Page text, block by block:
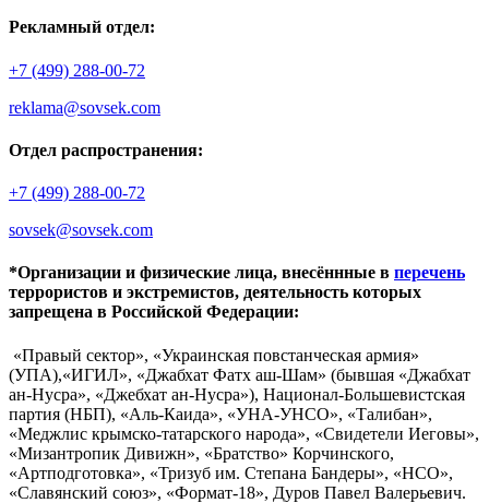
Рекламный отдел:
+7 (499) 288-00-72
reklama@sovsek.com
Отдел распространения:
+7 (499) 288-00-72
sovsek@sovsek.com
*Организации и физические лица, внесённные в перечень
террористов и экстремистов, деятельность которых
запрещена в Российской Федерации:
«Правый сектор», «Украинская повстанческая армия»
(УПА),«ИГИЛ», «Джабхат Фатх аш-Шам» (бывшая «Джабхат
ан-Нусра», «Джебхат ан-Нусра»), Национал-Большевистская
партия (НБП), «Аль-Каида», «УНА-УНСО», «Талибан»,
«Меджлис крымско-татарского народа», «Свидетели Иеговы»,
«Мизантропик Дивижн», «Братство» Корчинского,
«Артподготовка», «Тризуб им. Степана Бандеры», «НСО»,
«Славянский союз», «Формат-18», Дуров Павел Валерьевич.